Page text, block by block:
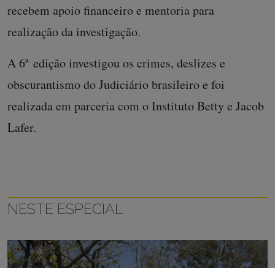
recebem apoio financeiro e mentoria para
realização da investigação.
A 6ª edição investigou os crimes, deslizes e
obscurantismo do Judiciário brasileiro e foi
realizada em parceria com o Instituto Betty e Jacob
Lafer.
NESTE ESPECIAL